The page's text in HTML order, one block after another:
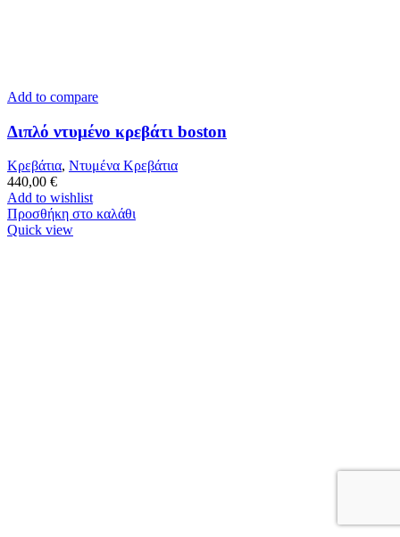
Add to compare
Διπλό ντυμένο κρεβάτι boston
Κρεβάτια, Ντυμένα Κρεβάτια
440,00 €
Add to wishlist
Προσθήκη στο καλάθι
Quick view